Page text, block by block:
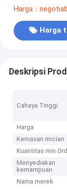
Harga：
Harga
Deskripsi
Cahaya Tinggi
Harga
Kemasan rincian
Kuantitas min
Menyediakan
kemampuan
Nama merek